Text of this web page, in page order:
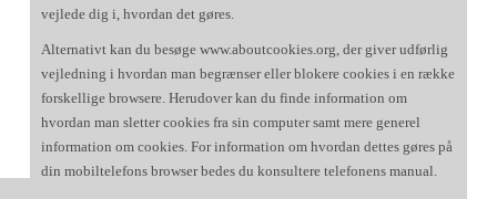
vejlede dig i, hvordan det gøres.
Alternativt kan du besøge www.aboutcookies.org, der giver udførlig
vejledning i hvordan man begrænser eller blokere cookies i en række
forskellige browsere. Herudover kan du finde information om
hvordan man sletter cookies fra sin computer samt mere generel
information om cookies. For information om hvordan dettes gøres på
din mobiltelefons browser bedes du konsultere telefonens manual.